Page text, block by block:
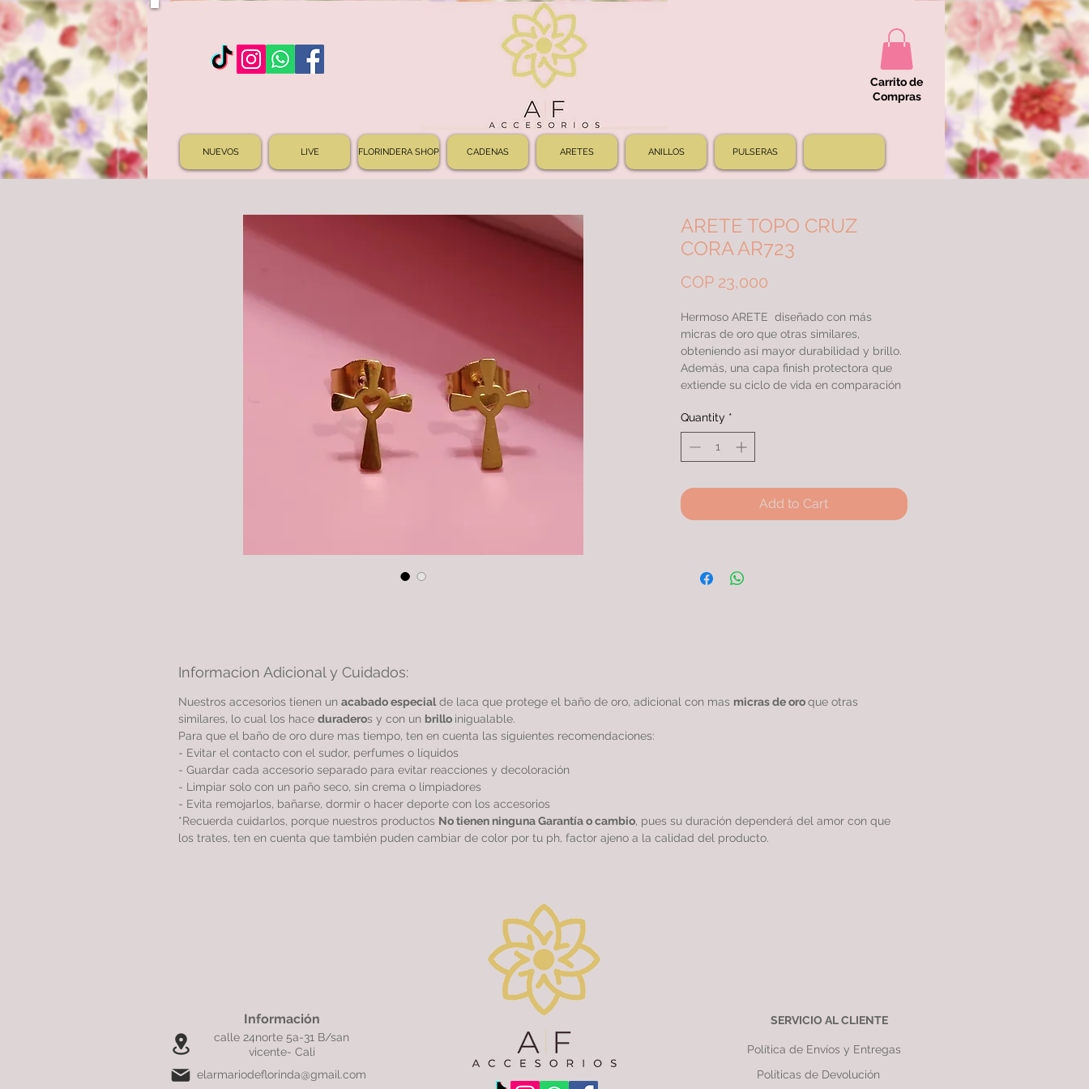
Carrito de
Compras
NUEVOS LIVE FLORINDERA SHOP CADENAS ARETES ANILLOS PULSERAS
ARETE TOPO CRUZ
CORA AR723
COP 23,000Price
Hermoso ARETE diseñado con más
micras de oro que otras similares,
obteniendo así mayor durabilidad y brillo.
Además, una capa finish protectora que
extiende su ciclo de vida en comparación
ARETE con doble baño de oro 24k con
más micras, rodinado garantizando una
calidad excepcional.
Quantity *
Add to Cart
Informacion Adicional y Cuidados:
Nuestros accesorios tienen un acabado especialde laca que protege el baño de oro, adicional con mas micras de oroque otras
similares, lo cual los hace duraderos y con un brillo inigualable.
Para que el baño de oro dure mas tiempo, ten en cuenta las siguientes recomendaciones:
- Evitar el contacto con el sudor, perfumes o líquidos
- Guardar cada accesorio separado para evitar reacciones y decoloración
- Limpiar solo con un paño seco, sin crema o limpiadores
- Evita remojarlos, bañarse, dormir o hacer deporte con los accesorios
*Recuerda cuidarlos, porque nuestros productos No tienen ninguna Garantía o cambio, pues su duración dependerá del amor con que
los trates, ten en cuenta que también puden cambiar de color por tu ph, factor ajeno a la calidad del producto.
Información
calle 24norte 5a-31 B/san
vicente- Cali
elarmariodeflorinda@gmail.com
SERVICIO AL CLIENTE
Política de Envíos y Entregas
Políticas de Devolución